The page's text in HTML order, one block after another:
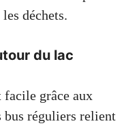
déchets.
du lac
facile grâce aux
bus réguliers relient